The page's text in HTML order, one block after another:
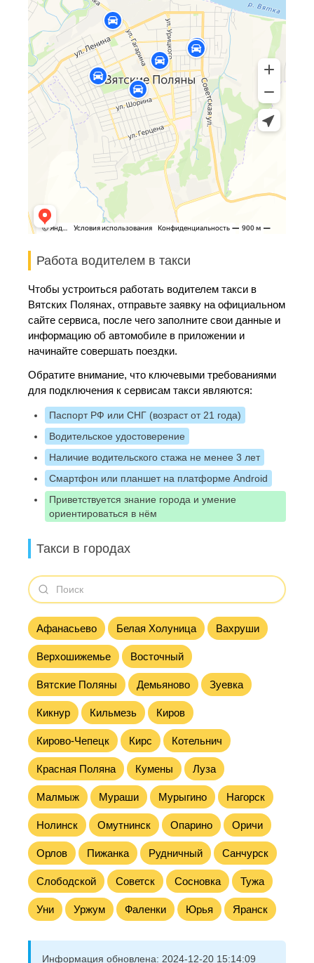
Работа водителем в такси
Чтобы устроиться работать водителем такси в
Вятских Полянах, отправьте заявку на официальном
сайте сервиса, после чего заполните свои данные и
информацию об автомобиле в приложении и
начинайте совершать поездки.
Обратите внимание, что ключевыми требованиями
для подключения к сервисам такси являются:
Паспорт РФ или СНГ (возраст от 21 года)
Водительское удостоверение
Наличие водительского стажа не менее 3 лет
Смартфон или планшет на платформе Android
Приветствуется знание города и умение
ориентироваться в нём
Такси в городах
Афанасьево Белая Холуница Вахруши
Верхошижемье Восточный
Вятские Поляны Демьяново Зуевка
Кикнур Кильмезь Киров
Кирово-Чепецк Кирс Котельнич
Красная Поляна Кумены Луза
Малмыж Мураши Мурыгино Нагорск
Нолинск Омутнинск Опарино Оричи
Орлов Пижанка Рудничный Санчурск
Слободской Советск Сосновка Тужа
Уни Уржум Фаленки Юрья Яранск
Информация обновлена: 2024-12-20 15:14:09